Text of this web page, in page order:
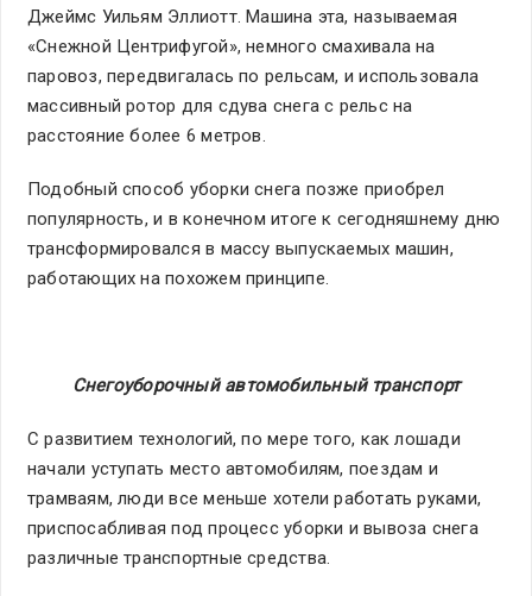
Джеймс Уильям Эллиотт. Машина эта, называемая
«Снежной Центрифугой», немного смахивала на
паровоз, передвигалась по рельсам, и использовала
массивный ротор для сдува снега с рельс на
расстояние более 6 метров.
Подобный способ уборки снега позже приобрел
популярность, и в конечном итоге к сегодняшнему дню
трансформировался в массу выпускаемых машин,
работающих на похожем принципе.
Снегоуборочный автомобильный транспорт
С развитием технологий, по мере того, как лошади
начали уступать место автомобилям, поездам и
трамваям, люди все меньше хотели работать руками,
приспосабливая под процесс уборки и вывоза снега
различные транспортные средства.